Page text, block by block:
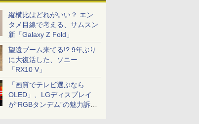
縦横比はどれがいい？ エン
タメ目線で考える、サムスン
新「Galaxy Z Fold」
望遠ブーム来てる!? 9年ぶり
に大復活した、ソニー
「RX10 V」
「画質でテレビ選ぶなら
OLED」、LGディスプレイ
が“RGBタンデム”の魅力訴